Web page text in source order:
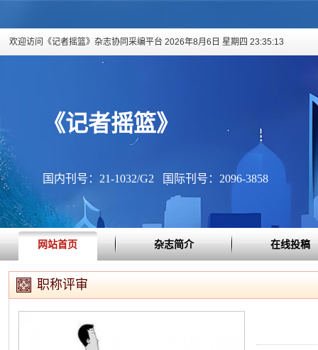
欢迎访问《记者摇篮》杂志协同采编平台 2026年8月6日 星期四 23:35:13
《记者摇篮》
国内刊号：21-1032/G2 国际刊号：2096-3858
网站首页 杂志简介 在线投稿
职称评审